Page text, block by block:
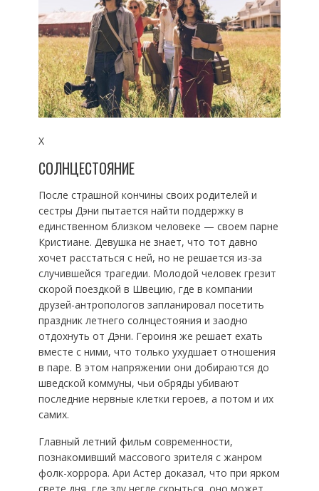
X
СОЛНЦЕСТОЯНИЕ
После страшной кончины своих родителей и
сестры Дэни пытается найти поддержку в
единственном близком человеке — своем парне
Кристиане. Девушка не знает, что тот давно
хочет расстаться с ней, но не решается из-за
случившейся трагедии. Молодой человек грезит
скорой поездкой в Швецию, где в компании
друзей-антропологов запланировал посетить
праздник летнего солнцестояния и заодно
отдохнуть от Дэни. Героиня же решает ехать
вместе с ними, что только ухудшает отношения
в паре. В этом напряжении они добираются до
шведской коммуны, чьи обряды убивают
последние нервные клетки героев, а потом и их
самих.
Главный летний фильм современности,
познакомивший массового зрителя с жанром
фолк-хоррора. Ари Астер доказал, что при ярком
свете дня, где злу негде скрыться, оно может